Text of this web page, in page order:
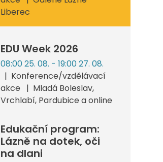
Liberec
EDU Week 2026
08:00 25. 08. - 19:00 27. 08.
Konference/vzdělávací
akce
Mladá Boleslav,
Vrchlabí, Pardubice a online
Edukační program:
Lázně na dotek, oči
na dlani